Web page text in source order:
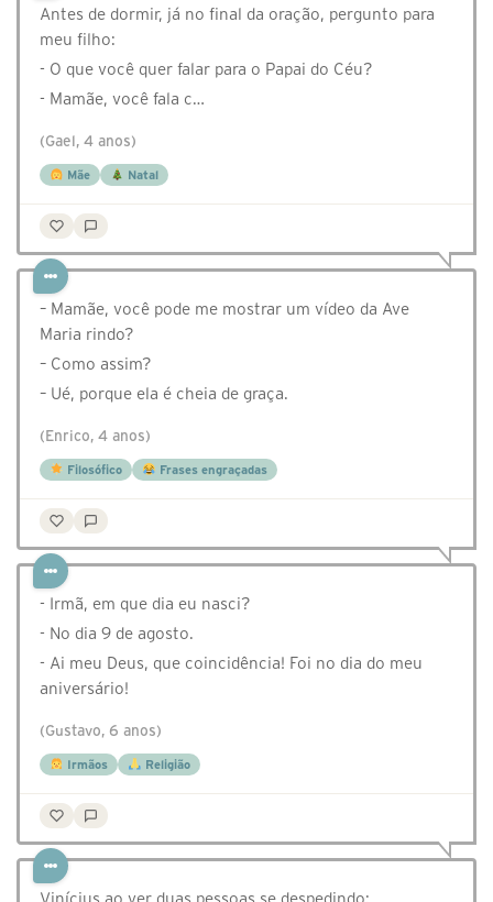
Antes de dormir, já no final da oração, pergunto para
meu filho:
- O que você quer falar para o Papai do Céu?
- Mamãe, você fala c…
(Gael, 4 anos)
Mãe Natal
– Mamãe, você pode me mostrar um vídeo da Ave
Maria rindo?
– Como assim?
– Ué, porque ela é cheia de graça.
(Enrico, 4 anos)
Filosófico Frases engraçadas
- Irmã, em que dia eu nasci?
- No dia 9 de agosto.
- Ai meu Deus, que coincidência! Foi no dia do meu
aniversário!
(Gustavo, 6 anos)
Irmãos Religião